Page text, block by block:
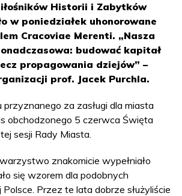
Historii i Zabytków
w poniedziałek uhonorowane
Cracoviae Merenti. „Nasza
budować kapitał
propagowania dziejów” –
prof. Jacek Purchla.
za zasługi dla miasta
obchodzonego 5 czerwca Święta
sesji Rady Miasta.
znakomicie wypełniało
się wzorem dla podobnych
Polsce. Przez te lata dobrze służyliście